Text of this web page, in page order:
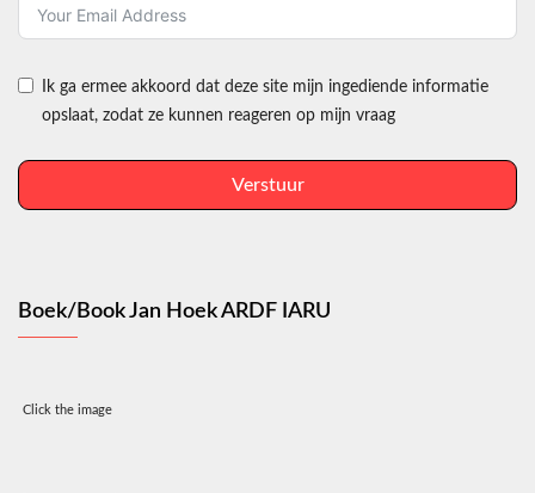
Ik ga ermee akkoord dat deze site mijn ingediende informatie
opslaat, zodat ze kunnen reageren op mijn vraag
Verstuur
Boek/Book Jan Hoek ARDF IARU
Click the image